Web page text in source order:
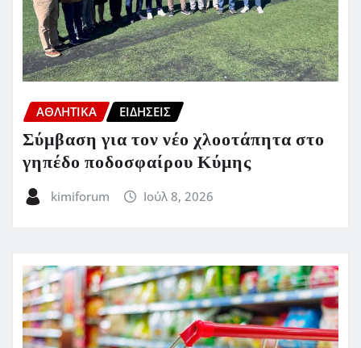
ΑΘΛΗΤΙΚΑ ΕΙΔΗΣΕΙΣ
Σύμβαση για τον νέο χλοοτάπητα στο
γηπέδο ποδοσφαίρου Κύμης
kimiforum Ιούλ 8, 2026